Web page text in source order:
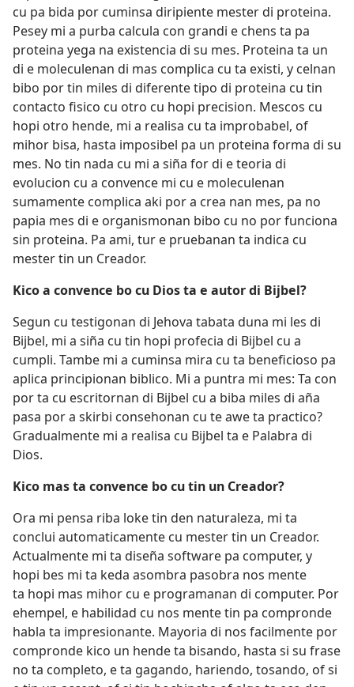
cu pa bida por cuminsa diripiente mester di proteina.
Pesey mi a purba calcula con grandi e chens ta pa
proteina yega na existencia di su mes. Proteina ta un
di e moleculenan di mas complica cu ta existi, y celnan
bibo por tin miles di diferente tipo di proteina cu tin
contacto fisico cu otro cu hopi precision. Mescos cu
hopi otro hende, mi a realisa cu ta improbabel, of
mihor bisa, hasta imposibel pa un proteina forma di su
mes. No tin nada cu mi a siña for di e teoria di
evolucion cu a convence mi cu e moleculenan
sumamente complica aki por a crea nan mes, pa no
papia mes di e organismonan bibo cu no por funciona
sin proteina. Pa ami, tur e pruebanan ta indica cu
mester tin un Creador.
Kico a convence bo cu Dios ta e autor di Bijbel?
Segun cu testigonan di Jehova tabata duna mi les di
Bijbel, mi a siña cu tin hopi profecia di Bijbel cu a
cumpli. Tambe mi a cuminsa mira cu ta beneficioso pa
aplica principionan biblico. Mi a puntra mi mes: Ta con
por ta cu escritornan di Bijbel cu a biba miles di aña
pasa por a skirbi consehonan cu te awe ta practico?
Gradualmente mi a realisa cu Bijbel ta e Palabra di
Dios.
Kico mas ta convence bo cu tin un Creador?
Ora mi pensa riba loke tin den naturaleza, mi ta
conclui automaticamente cu mester tin un Creador.
Actualmente mi ta diseña software pa computer, y
hopi bes mi ta keda asombra pasobra nos mente
ta hopi mas mihor cu e programanan di computer. Por
ehempel, e habilidad cu nos mente tin pa compronde
habla ta impresionante. Mayoria di nos facilmente por
compronde kico un hende ta bisando, hasta si su frase
no ta completo, e ta gagando, hariendo, tosando, of si